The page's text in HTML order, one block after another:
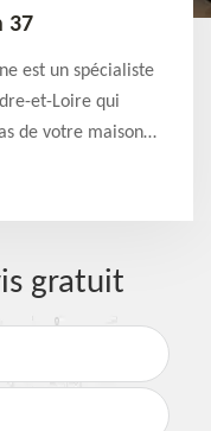
37
est un spécialiste
et-Loire qui
de votre maison
gratuit